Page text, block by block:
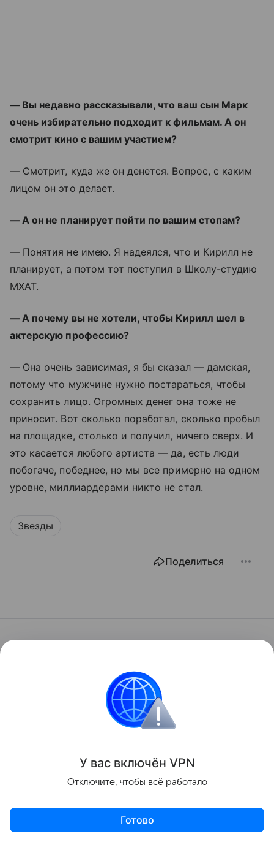
— Вы недавно рассказывали, что ваш сын Марк
очень избирательно подходит к фильмам. А он
смотрит кино с вашим участием?
— Смотрит, куда же он денется. Вопрос, с каким
лицом он это делает.
— А он не планирует пойти по вашим стопам?
— Понятия не имею. Я надеялся, что и Кирилл не
планирует, а потом тот поступил в Школу-студию
МХАТ.
— А почему вы не хотели, чтобы Кирилл шел в
актерскую профессию?
— Она очень зависимая, я бы сказал — дамская,
потому что мужчине нужно постараться, чтобы
сохранить лицо. Огромных денег она тоже не
приносит. Вот сколько поработал, сколько пробыл
на площадке, столько и получил, ничего сверх. И
это касается любого артиста — да, есть люди
побогаче, победнее, но мы все примерно на одном
уровне, миллиардерами никто не стал.
Звезды
Поделиться
У вас включён VPN
Отключите, чтобы всё работало
Готово